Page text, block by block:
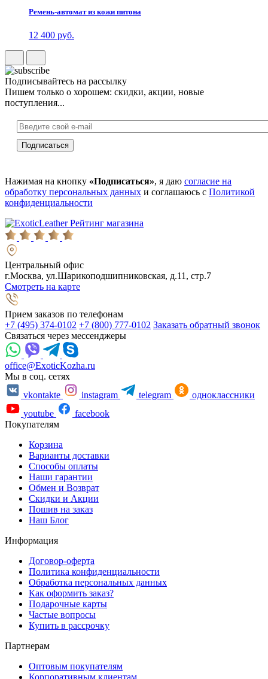
Ремень-автомат из кожи питона
12 400 руб.
Подписывайтесь на рассылку
Пишем только о хорошем: скидки, акции, новые
поступления...
Нажимая на кнопку «Подписаться», я даю согласие на
обработку персональных данных и соглашаюсь с Политикой
конфиденциальности
Рейтинг магазина
Центральный офис
г.Москва, ул.Шарикоподшипниковская, д.11, стр.7
Смотреть на карте
Прием заказов по телефонам
+7 (495) 374-0102 +7 (800) 777-0102 Заказать обратный звонок
Связаться через мессенджеры
office@ExoticKozha.ru
Мы в соц. сетях
vkontakte
instagram telegram
одноклассники
youtube
facebook
Покупателям
Корзина
Варианты доставки
Способы оплаты
Наши гарантии
Обмен и Возврат
Скидки и Акции
Пошив на заказ
Наш Блог
Информация
Договор-оферта
Политика конфиденциальности
Обработка персональных данных
Как оформить заказ?
Подарочные карты
Частые вопросы
Купить в рассрочку
Партнерам
Оптовым покупателям
Корпоративным клиентам